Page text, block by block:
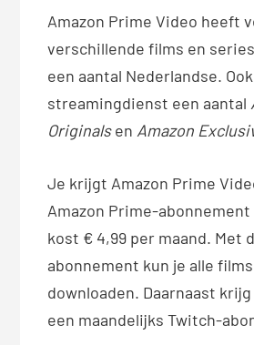
Amazon Prime Video heeft
verschillende films en
een aantal Nederlandse.
streamingdienst een aantal
Originalsen Amazon
Je krijgt Amazon Prime
Amazon Prime-
kost € 4,99 per maand. Met
abonnement kun je alle
downloaden. Daarnaast
een maandelijks Twitch-